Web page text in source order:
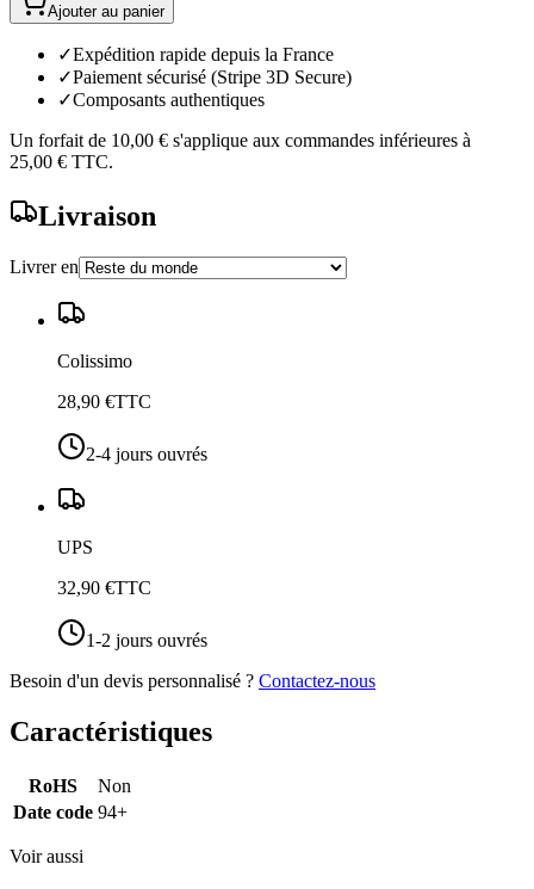
Ajouter au panier
✓Expédition rapide depuis la France
✓Paiement sécurisé (Stripe 3D Secure)
✓Composants authentiques
Un forfait de 10,00 € s'applique aux commandes inférieures à
25,00 € TTC.
Livraison
Livrer en
Colissimo
28,90 €TTC
2-4 jours ouvrés
UPS
32,90 €TTC
1-2 jours ouvrés
Besoin d'un devis personnalisé ? Contactez-nous
Caractéristiques
RoHS
Non
Date code 94+
Voir aussi